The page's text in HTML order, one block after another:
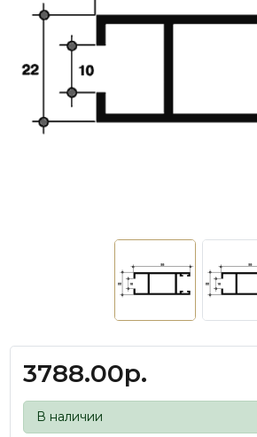
3788.00р.
В наличии